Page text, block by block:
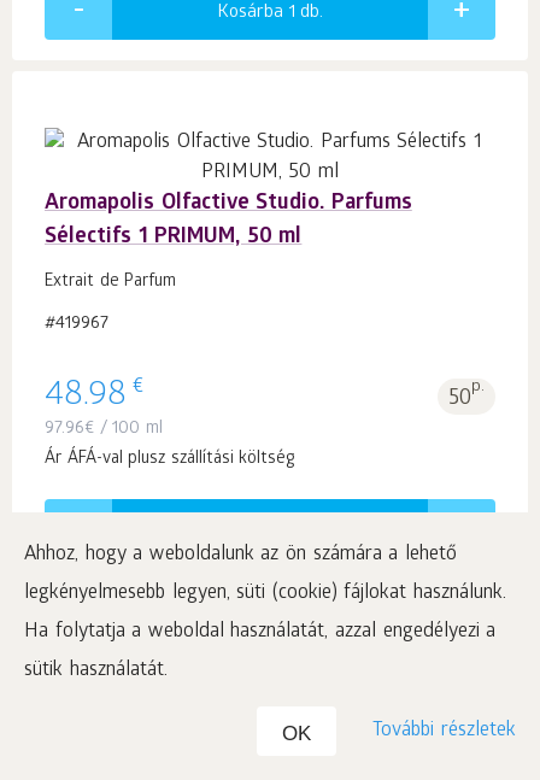
Ahhoz, hogy a weboldalunk az ön számára a lehető
legkényelmesebb legyen, süti (cookie) fájlokat használunk.
Ha folytatja a weboldal használatát, azzal engedélyezi a
sütik használatát.
OK További részletek
Kosárba 1 db.
Aromapolis Olfactive Studio. Parfums
Sélectifs 1 PRIMUM, 50 ml
Extrait de Parfum
#419967
48.98 € 50p.
97.96€ / 100 ml
Ár ÁFÁ-val plusz szállítási költség
Aromapolis Olfactive Studio. Parfums